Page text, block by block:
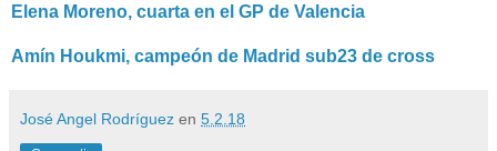
Elena Moreno, cuarta en el GP de Valencia
Amín Houkmi, campeón de Madrid sub23 de cross
José Angel Rodríguez en 5.2.18